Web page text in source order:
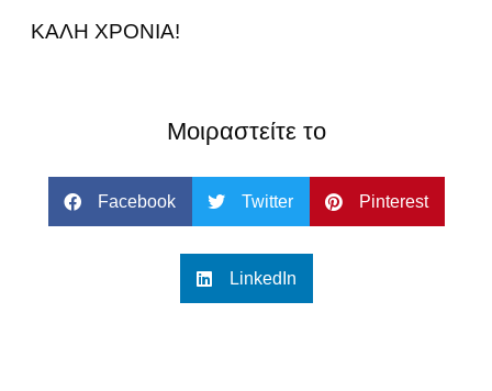
ΚΑΛΗ ΧΡΟΝΙΑ!
Μοιραστείτε το
Facebook Twitter Pinterest
LinkedIn